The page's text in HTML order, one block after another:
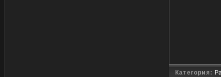
Категория: